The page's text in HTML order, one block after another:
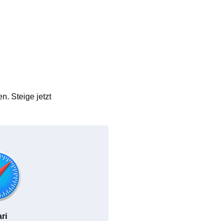
Steige jetzt